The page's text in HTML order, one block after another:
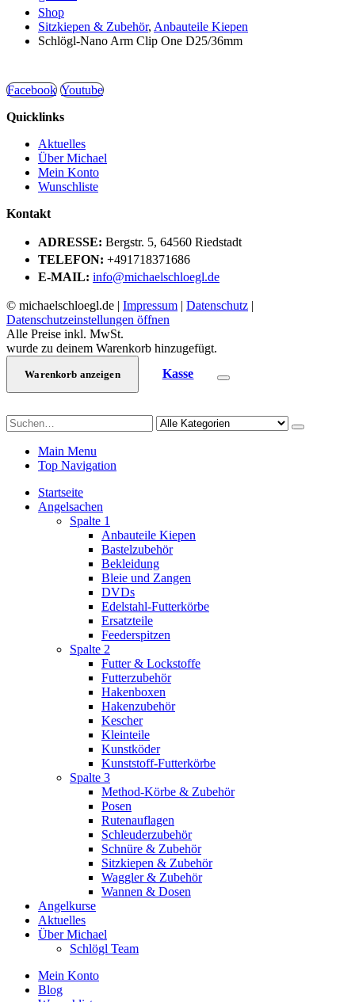
Shop
Sitzkiepen & Zubehör, Anbauteile Kiepen
Schlögl-Nano Arm Clip One D25/36mm
Facebook Youtube
Quicklinks
Aktuelles
Über Michael
Mein Konto
Wunschliste
Kontakt
ADRESSE: Bergstr. 5, 64560 Riedstadt
TELEFON: +491718371686
E-MAIL: info@michaelschloegl.de
© michaelschloegl.de | Impressum | Datenschutz |
Datenschutzeinstellungen öffnen
Alle Preise inkl. MwSt.
wurde zu deinem Warenkorb hinzugefügt.
Warenkorb anzeigen Kasse
Main Menu
Top Navigation
Startseite
Angelsachen
Spalte 1
Anbauteile Kiepen
Bastelzubehör
Bekleidung
Bleie und Zangen
DVDs
Edelstahl-Futterkörbe
Ersatzteile
Feederspitzen
Spalte 2
Futter & Lockstoffe
Futterzubehör
Hakenboxen
Hakenzubehör
Kescher
Kleinteile
Kunstköder
Kunststoff-Futterkörbe
Spalte 3
Method-Körbe & Zubehör
Posen
Rutenauflagen
Schleuderzubehör
Schnüre & Zubehör
Sitzkiepen & Zubehör
Waggler & Zubehör
Wannen & Dosen
Angelkurse
Aktuelles
Über Michael
Schlögl Team
Mein Konto
Blog